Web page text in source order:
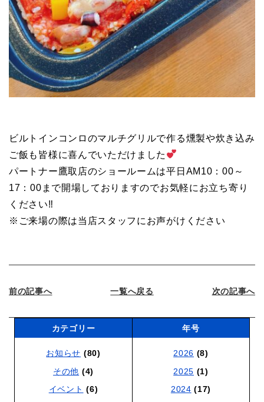
ビルトインコンロのマルチグリルで作る燻製や炊き込み
ご飯も皆様に喜んでいただけました
パートナー鷹取店のショールームは平日AM10：00～
17：00まで開場しておりますのでお気軽にお立ち寄り
ください‼
※ご来場の際は当店スタッフにお声がけください
前の記事へ 一覧へ戻る 次の記事へ
カテゴリー
お知らせ (80)
その他 (4)
イベント (6)
年号
2026 (8)
2025 (1)
2024 (17)